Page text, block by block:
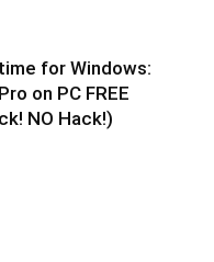
for Windows:
on PC FREE
NO Hack!)